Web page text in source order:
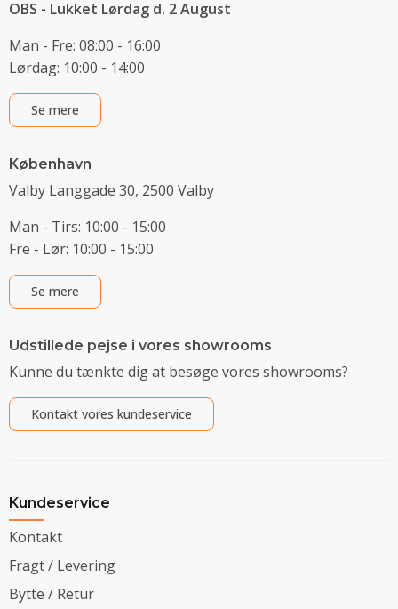
OBS - Lukket Lørdag d. 2 August
Man - Fre: 08:00 - 16:00
Lørdag: 10:00 - 14:00
Se mere
København
Valby Langgade 30, 2500 Valby
Man - Tirs: 10:00 - 15:00
Fre - Lør: 10:00 - 15:00
Se mere
Udstillede pejse i vores showrooms
Kunne du tænkte dig at besøge vores showrooms?
Kontakt vores kundeservice
Kundeservice
Kontakt
Fragt / Levering
Bytte / Retur